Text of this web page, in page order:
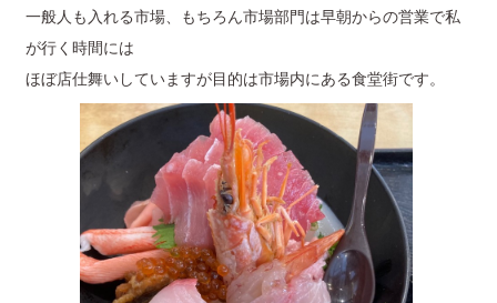
一般人も入れる市場、もちろん市場部門は早朝からの営業で私
が行く時間には
ほぼ店仕舞いしていますが目的は市場内にある食堂街です。